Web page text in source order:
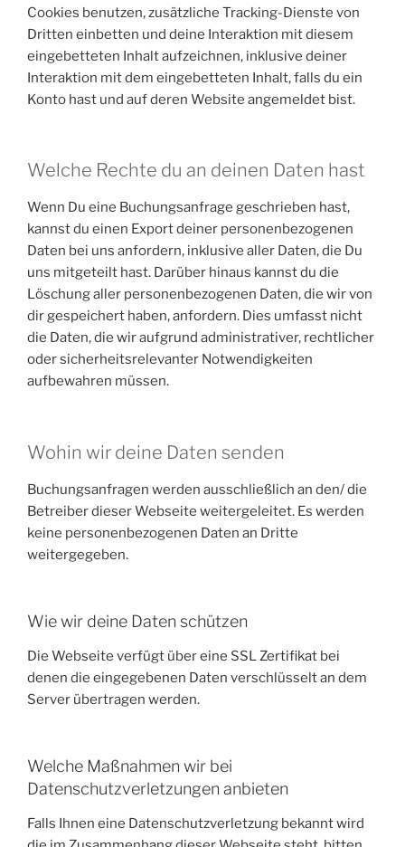
Cookies benutzen, zusätzliche Tracking-Dienste von
Dritten einbetten und deine Interaktion mit diesem
eingebetteten Inhalt aufzeichnen, inklusive deiner
Interaktion mit dem eingebetteten Inhalt, falls du ein
Konto hast und auf deren Website angemeldet bist.
Welche Rechte du an deinen Daten hast
Wenn Du eine Buchungsanfrage geschrieben hast,
kannst du einen Export deiner personenbezogenen
Daten bei uns anfordern, inklusive aller Daten, die Du
uns mitgeteilt hast. Darüber hinaus kannst du die
Löschung aller personenbezogenen Daten, die wir von
dir gespeichert haben, anfordern. Dies umfasst nicht
die Daten, die wir aufgrund administrativer, rechtlicher
oder sicherheitsrelevanter Notwendigkeiten
aufbewahren müssen.
Wohin wir deine Daten senden
Buchungsanfragen werden ausschließlich an den/ die
Betreiber dieser Webseite weitergeleitet. Es werden
keine personenbezogenen Daten an Dritte
weitergegeben.
Wie wir deine Daten schützen
Die Webseite verfügt über eine SSL Zertifikat bei
denen die eingegebenen Daten verschlüsselt an dem
Server übertragen werden.
Welche Maßnahmen wir bei
Datenschutzverletzungen anbieten
Falls Ihnen eine Datenschutzverletzung bekannt wird